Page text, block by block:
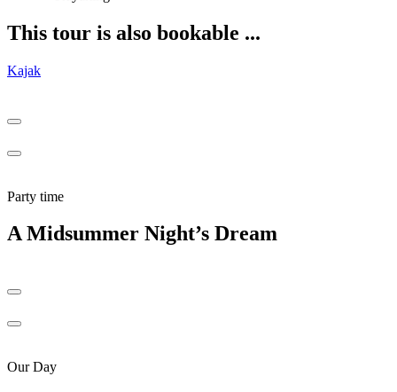
This tour is also bookable ...
Kajak
Party time
A Midsummer Night’s Dream
Our Day